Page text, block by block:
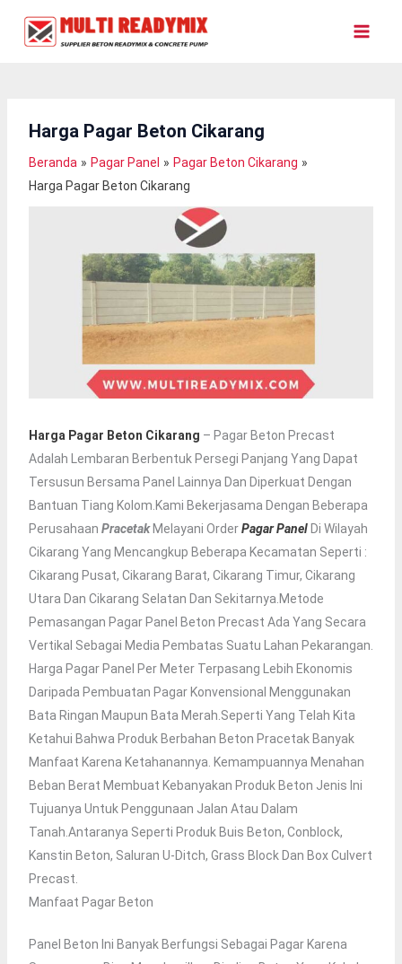
Harga Pagar Beton Cikarang
Beranda Pagar Panel
Pagar Beton Cikarang
Harga Pagar Beton Cikarang
Harga Pagar Beton Cikarang – Pagar Beton Precast
Adalah Lembaran Berbentuk Persegi Panjang Yang Dapat
Tersusun Bersama Panel Lainnya Dan Diperkuat Dengan
Bantuan Tiang Kolom.Kami Bekerjasama Dengan Beberapa
Perusahaan PracetakMelayani OrderPagar PanelDi Wilayah
Cikarang Yang Mencangkup Beberapa Kecamatan Seperti :
Cikarang Pusat, Cikarang Barat, Cikarang Timur, Cikarang
Utara Dan Cikarang Selatan Dan Sekitarnya.Metode
Pemasangan Pagar Panel Beton Precast Ada Yang Secara
Vertikal Sebagai Media Pembatas Suatu Lahan Pekarangan.
Harga Pagar Panel Per Meter Terpasang Lebih Ekonomis
Daripada Pembuatan Pagar Konvensional Menggunakan
Bata Ringan Maupun Bata Merah.Seperti Yang Telah Kita
Ketahui Bahwa Produk Berbahan Beton Pracetak Banyak
Manfaat Karena Ketahanannya. Kemampuannya Menahan
Beban Berat Membuat Kebanyakan Produk Beton Jenis Ini
Tujuanya Untuk Penggunaan Jalan Atau Dalam
Tanah.Antaranya Seperti Produk Buis Beton, Conblock,
Kanstin Beton, Saluran U-Ditch, Grass Block Dan Box Culvert
Precast.
Manfaat Pagar Beton
Panel Beton Ini Banyak Berfungsi Sebagai Pagar Karena